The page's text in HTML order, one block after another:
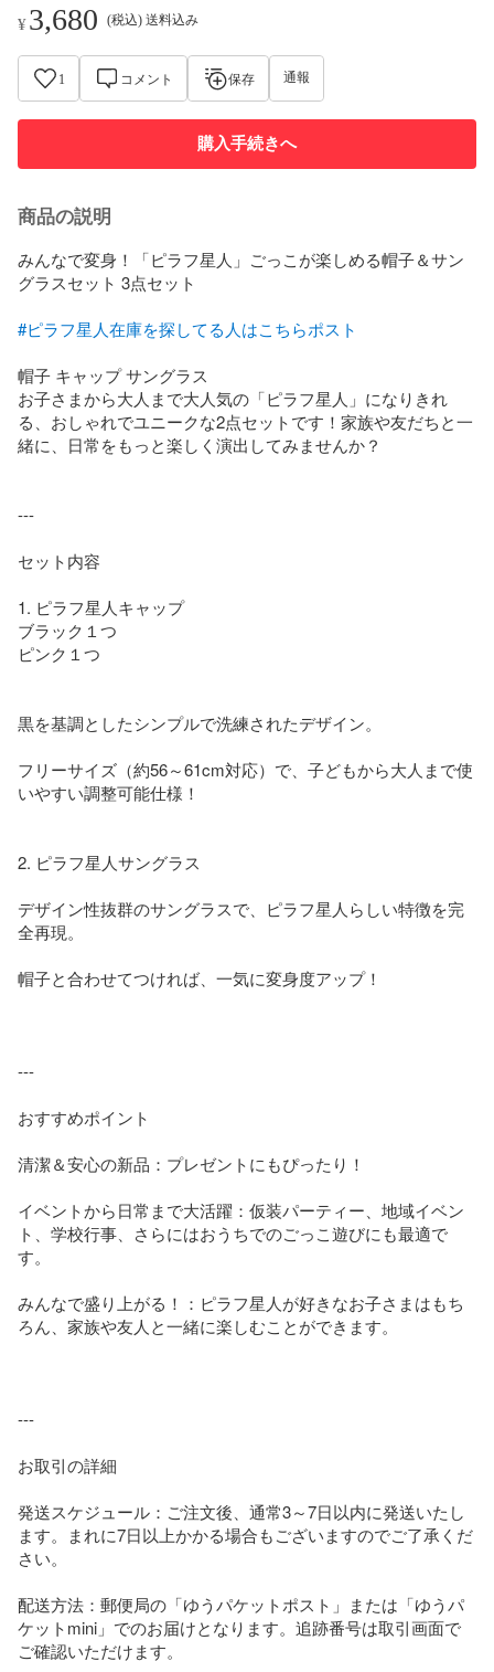
¥3,680 (税込) 送料込み
1 コメント 保存 通報
購入手続きへ
商品の説明
みんなで変身！「ピラフ星人」ごっこが楽しめる帽子＆サン
グラスセット 3点セット
#ピラフ星人在庫を探してる人はこちらポスト
帽子 キャップ サングラス
お子さまから大人まで大人気の「ピラフ星人」になりきれ
る、おしゃれでユニークな2点セットです！家族や友だちと一
緒に、日常をもっと楽しく演出してみませんか？
---
セット内容
1. ピラフ星人キャップ
ブラック１つ
ピンク１つ
黒を基調としたシンプルで洗練されたデザイン。
フリーサイズ（約56～61cm対応）で、子どもから大人まで使
いやすい調整可能仕様！
2. ピラフ星人サングラス
デザイン性抜群のサングラスで、ピラフ星人らしい特徴を完
全再現。
帽子と合わせてつければ、一気に変身度アップ！
---
おすすめポイント
清潔＆安心の新品：プレゼントにもぴったり！
イベントから日常まで大活躍：仮装パーティー、地域イベン
ト、学校行事、さらにはおうちでのごっこ遊びにも最適で
す。
みんなで盛り上がる！：ピラフ星人が好きなお子さまはもち
ろん、家族や友人と一緒に楽しむことができます。
---
お取引の詳細
発送スケジュール：ご注文後、通常3～7日以内に発送いたし
ます。まれに7日以上かかる場合もございますのでご了承くだ
さい。
配送方法：郵便局の「ゆうパケットポスト」または「ゆうパ
ケットmini」でのお届けとなります。追跡番号は取引画面で
ご確認いただけます。